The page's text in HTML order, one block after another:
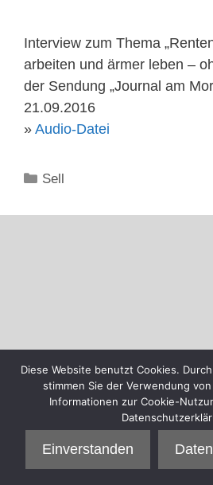
Interview zum Thema
arbeiten und ärmer leben –
der Sendung „Journal am
21.09.2016
» Audio-Datei
Kategorien
Sell
Diese Website benutzt Cookies.
stimmen Sie der Verwendung
Informationen zur Cookie-
Einverstanden